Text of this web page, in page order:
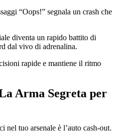
“Oops!” segnala un crash che
diventa un rapido battito di
dal vivo di adrenalina.
rapide e mantiene il ritmo
Arma Segreta per
tuo arsenale è l’auto cash‑out.